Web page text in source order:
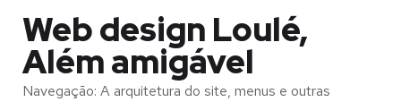
Web design Loulé,
Além amigável
Navegação: A arquitetura do site, menus e outras